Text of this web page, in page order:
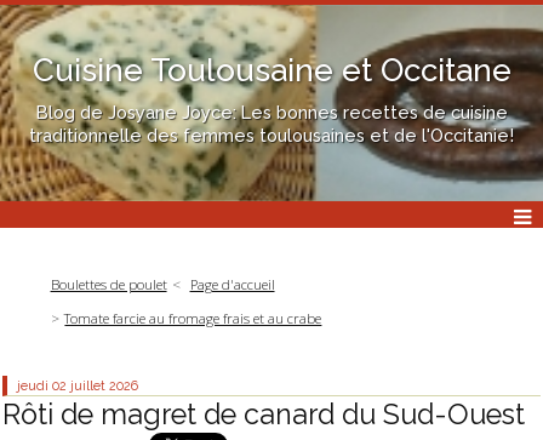
Cuisine Toulousaine et Occitane
Blog de Josyane Joyce: Les bonnes recettes de cuisine
traditionnelle des femmes toulousaines et de l'Occitanie!
Boulettes de poulet
Page d'accueil
Tomate farcie au fromage frais et au crabe
jeudi 02 juillet 2026
Rôti de magret de canard du Sud-Ouest